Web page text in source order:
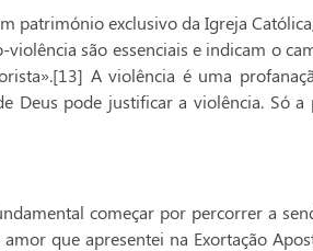
património exclusivo da Igreja
são essenciais e indicam o
A violência é uma
Deus pode justificar a violência. Só a
começar por percorrer a
que apresentei na Exortação